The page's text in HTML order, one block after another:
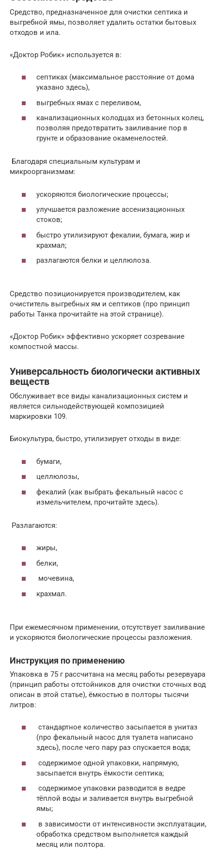
Средство, предназначенное для очистки септика и
выгребной ямы, позволяет удалить остатки бытовых
отходов и ила.
«Доктор Робик» используется в:
септиках (максимальное расстояние от дома
указано здесь),
выгребных ямах с переливом,
канализационных колодцах из бетонных колец,
позволяя предотвратить заиливание пор в
грунте и образование окаменелостей.
Благодаря специальным культурам и
микроорганизмам:
ускоряются биологические процессы;
улучшается разложение ассенизационных
стоков;
быстро утилизируют фекалии, бумага, жир и
крахмал;
разлагаются белки и целлюлоза.
Средство позиционируется производителем, как
очиститель выгребных ям и септиков (про принцип
работы Танка прочитайте на этой странице).
«Доктор Робик» эффективно ускоряет созревание
компостной массы.
Универсальность биологически активных
веществ
Обслуживает все виды канализационных систем и
является сильнодействующей композицией
маркировки 109.
Биокультура, быстро, утилизирует отходы в виде:
бумаги,
целлюлозы,
фекалий (как выбрать фекальный насос с
измельчителем, прочитайте здесь).
Разлагаются:
жиры,
белки,
мочевина,
крахмал.
При ежемесячном применении, отсутствует заиливание
и ускоряются биологические процессы разложения.
Инструкция по применению
Упаковка в 75 г рассчитана на месяц работы резервуара
(принцип работы отстойников для очистки сточных вод
описан в этой статье), ёмкостью в полторы тысячи
литров:
стандартное количество засыпается в унитаз
(про фекальный насос для туалета написано
здесь), после чего пару раз спускается вода;
содержимое одной упаковки, напрямую,
засыпается внутрь ёмкости септика;
содержимое упаковки разводится в ведре
тёплой воды и заливается внутрь выгребной
ямы;
в зависимости от интенсивности эксплуатации,
обработка средством выполняется каждый
месяц или полтора.